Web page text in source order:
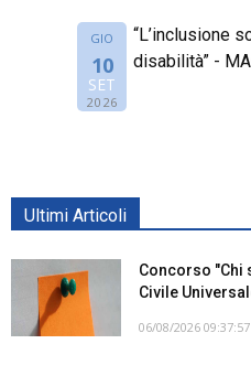
GIO
10
SET
2026
“L’inclusione
disabilità” -
Ultimi Articoli
Concorso "Chi
Civile
06/08/2026 09:37:57